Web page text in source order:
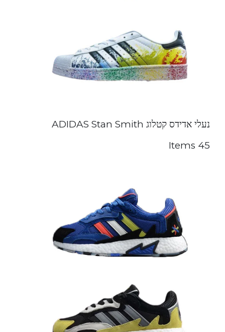
נעלי אדידס קטלוג ADIDAS Stan Smith
45 Items